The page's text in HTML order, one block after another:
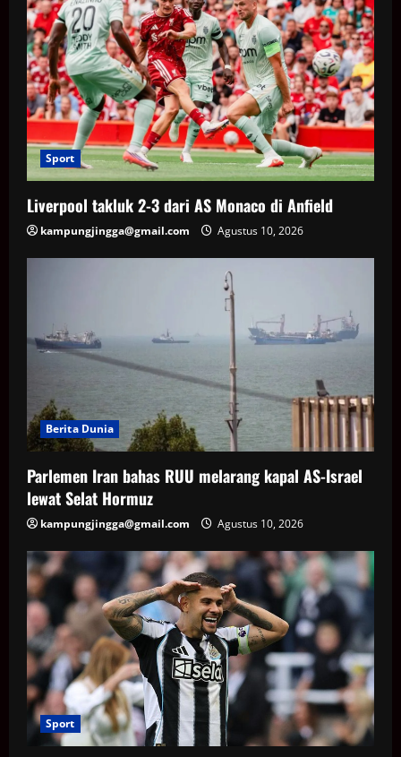
Sport
Liverpool takluk 2-3 dari AS Monaco di Anfield
kampungjingga@gmail.com Agustus 10, 2026
Berita Dunia
Parlemen Iran bahas RUU melarang kapal AS-Israel
lewat Selat Hormuz
kampungjingga@gmail.com Agustus 10, 2026
Sport